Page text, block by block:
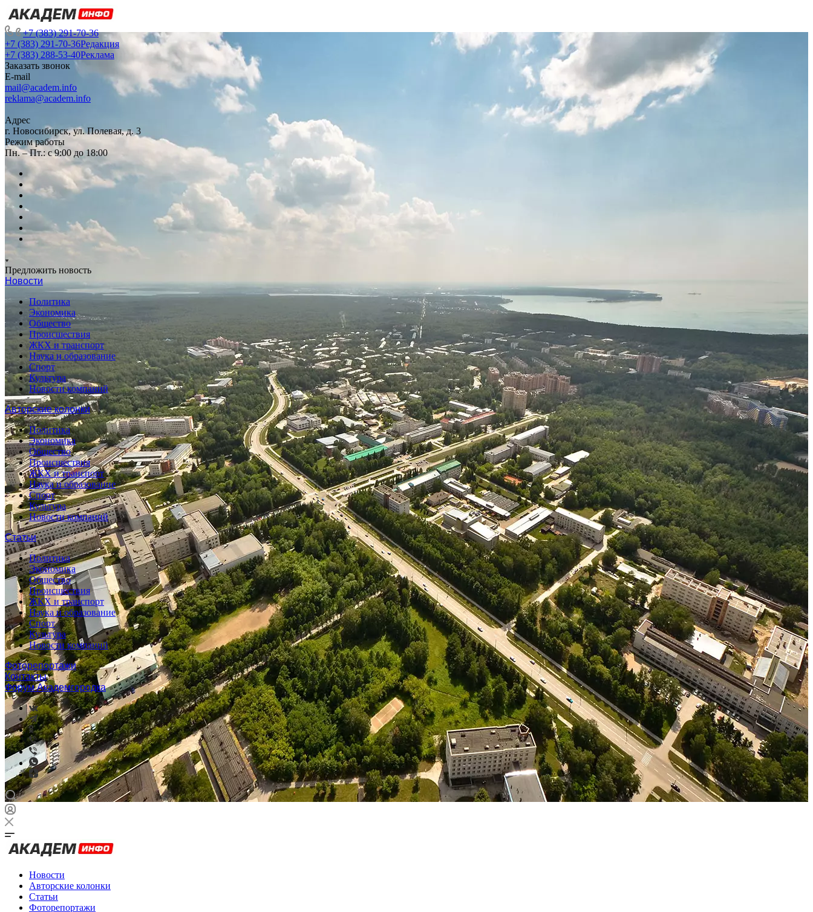
+7 (383) 291-70-36
+7 (383) 291-70-36Редакция
+7 (383) 288-53-40Реклама
Заказать звонок
E-mail
mail@academ.info
reklama@academ.info
Адрес
г. Новосибирск, ул. Полевая, д. 3
Режим работы
Пн. – Пт.: с 9:00 до 18:00
Предложить новость
Новости
Политика
Экономика
Общество
Происшествия
ЖКХ и транспорт
Наука и образование
Спорт
Культура
Новости компаний
Авторские колонки
Политика
Экономика
Общество
Происшествия
ЖКХ и транспорт
Наука и образование
Спорт
Культура
Новости компаний
Статьи
Политика
Экономика
Общество
Происшествия
ЖКХ и транспорт
Наука и образование
Спорт
Культура
Новости компаний
Фоторепортажи
Контакты
Форум Академгородка
Новости
Авторские колонки
Статьи
Фоторепортажи